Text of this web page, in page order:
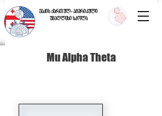
ვაკის ქართულ- ამერიკული
უმაღლესი სკოლა
Mu Alpha Theta